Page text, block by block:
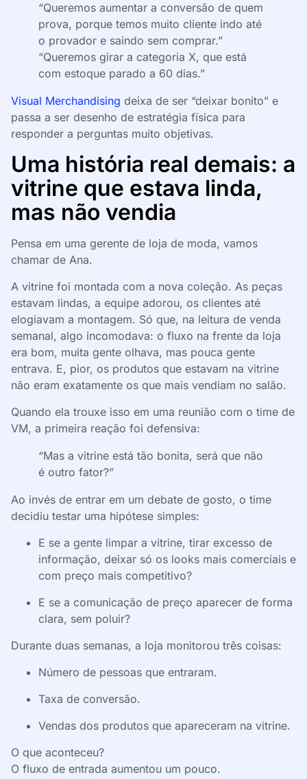
“Queremos aumentar a conversão de quem
prova, porque temos muito cliente indo até
o provador e saindo sem comprar.”
“Queremos girar a categoria X, que está
com estoque parado a 60 dias.”
Visual Merchandising deixa de ser “deixar bonito” e
passa a ser desenho de estratégia física para
responder a perguntas muito objetivas.
Uma história real demais: a
vitrine que estava linda,
mas não vendia
Pensa em uma gerente de loja de moda, vamos
chamar de Ana.
A vitrine foi montada com a nova coleção. As peças
estavam lindas, a equipe adorou, os clientes até
elogiavam a montagem. Só que, na leitura de venda
semanal, algo incomodava: o fluxo na frente da loja
era bom, muita gente olhava, mas pouca gente
entrava. E, pior, os produtos que estavam na vitrine
não eram exatamente os que mais vendiam no salão.
Quando ela trouxe isso em uma reunião com o time de
VM, a primeira reação foi defensiva:
“Mas a vitrine está tão bonita, será que não
é outro fator?”
Ao invés de entrar em um debate de gosto, o time
decidiu testar uma hipótese simples:
E se a gente limpar a vitrine, tirar excesso de
informação, deixar só os looks mais comerciais e
com preço mais competitivo?
E se a comunicação de preço aparecer de forma
clara, sem poluir?
Durante duas semanas, a loja monitorou três coisas:
Número de pessoas que entraram.
Taxa de conversão.
Vendas dos produtos que apareceram na vitrine.
O que aconteceu?
O fluxo de entrada aumentou um pouco.